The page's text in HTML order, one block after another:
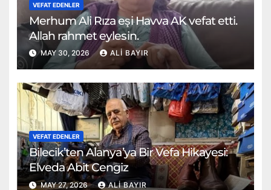
VEFAT EDENLER
Merhum Ali Rıza eşi Havva AK vefat etti.
Allah rahmet eylesin.
MAY 30, 2026 ALI BAYIR
VEFAT EDENLER
Bilecik’ten Alanya’ya Bir Vefa Hikayesi:
Elveda Abit Cengiz
MAY 27, 2026 ALI BAYIR